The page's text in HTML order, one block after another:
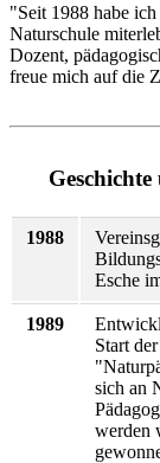
"Seit 1988 habe
Naturschule
Dozent,
freue mich auf die
1988
Esche
1989
Start
sich an
werden